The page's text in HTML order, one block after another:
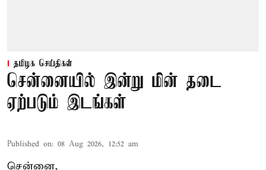
தமிழக செய்திகள்
சென்னையில் இன்று மின் தடை
ஏற்படும் இடங்கள்
Published on: 08 Aug 2026, 12:52 am
சென்னை,